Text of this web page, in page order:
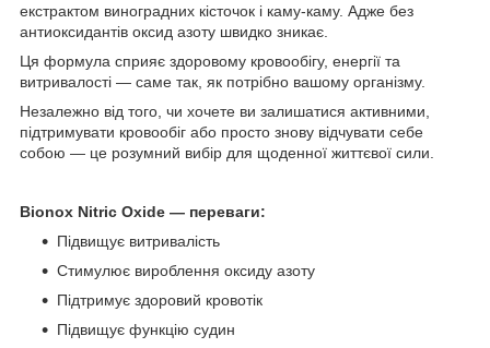
екстрактом виноградних кісточок і каму-каму. Адже без
антиоксидантів оксид азоту швидко зникає.
Ця формула сприяє здоровому кровообігу, енергії та
витривалості — саме так, як потрібно вашому організму.
Незалежно від того, чи хочете ви залишатися активними,
підтримувати кровообіг або просто знову відчувати себе
собою — це розумний вибір для щоденної життєвої сили.
Bionox Nitric Oxide — переваги:
Підвищує витривалість
Стимулює вироблення оксиду азоту
Підтримує здоровий кровотік
Підвищує функцію судин